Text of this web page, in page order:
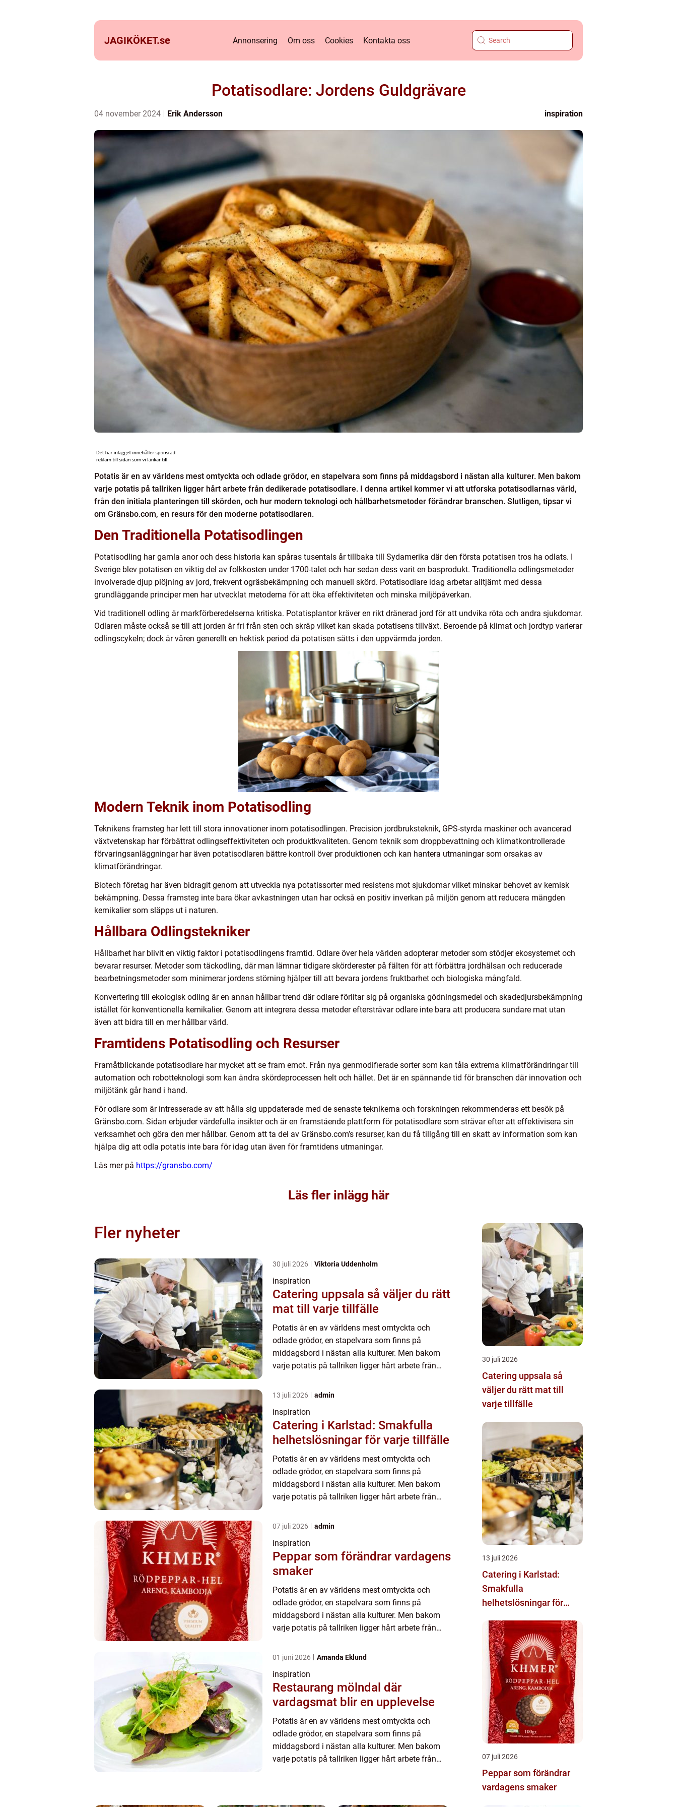
JAGIKÖKET.se Annonsering Om oss Cookies Kontakta oss
Potatisodlare: Jordens Guldgrävare
04 november 2024 Erik Andersson inspiration
Potatis är en av världens mest omtyckta och odlade grödor, en stapelvara som finns på middagsbord i nästan alla kulturer. Men bakom
varje potatis på tallriken ligger hårt arbete från dedikerade potatisodlare. I denna artikel kommer vi att utforska potatisodlarnas värld,
från den initiala planteringen till skörden, och hur modern teknologi och hållbarhetsmetoder förändrar branschen. Slutligen, tipsar vi
om Gränsbo.com, en resurs för den moderne potatisodlaren.
Den Traditionella Potatisodlingen
Potatisodling har gamla anor och dess historia kan spåras tusentals år tillbaka till Sydamerika där den första potatisen tros ha odlats. I
Sverige blev potatisen en viktig del av folkkosten under 1700-talet och har sedan dess varit en basprodukt. Traditionella odlingsmetoder
involverade djup plöjning av jord, frekvent ogräsbekämpning och manuell skörd. Potatisodlare idag arbetar alltjämt med dessa
grundläggande principer men har utvecklat metoderna för att öka effektiviteten och minska miljöpåverkan.
Vid traditionell odling är markförberedelserna kritiska. Potatisplantor kräver en rikt dränerad jord för att undvika röta och andra sjukdomar.
Odlaren måste också se till att jorden är fri från sten och skräp vilket kan skada potatisens tillväxt. Beroende på klimat och jordtyp varierar
odlingscykeln; dock är våren generellt en hektisk period då potatisen sätts i den uppvärmda jorden.
Modern Teknik inom Potatisodling
Teknikens framsteg har lett till stora innovationer inom potatisodlingen. Precision jordbruksteknik, GPS-styrda maskiner och avancerad
växtvetenskap har förbättrat odlingseffektiviteten och produktkvaliteten. Genom teknik som droppbevattning och klimatkontrollerade
förvaringsanläggningar har även potatisodlaren bättre kontroll över produktionen och kan hantera utmaningar som orsakas av
klimatförändringar.
Biotech företag har även bidragit genom att utveckla nya potatissorter med resistens mot sjukdomar vilket minskar behovet av kemisk
bekämpning. Dessa framsteg inte bara ökar avkastningen utan har också en positiv inverkan på miljön genom att reducera mängden
kemikalier som släpps ut i naturen.
Hållbara Odlingstekniker
Hållbarhet har blivit en viktig faktor i potatisodlingens framtid. Odlare över hela världen adopterar metoder som stödjer ekosystemet och
bevarar resurser. Metoder som täckodling, där man lämnar tidigare skörderester på fälten för att förbättra jordhälsan och reducerade
bearbetningsmetoder som minimerar jordens störning hjälper till att bevara jordens fruktbarhet och biologiska mångfald.
Konvertering till ekologisk odling är en annan hållbar trend där odlare förlitar sig på organiska gödningsmedel och skadedjursbekämpning
istället för konventionella kemikalier. Genom att integrera dessa metoder eftersträvar odlare inte bara att producera sundare mat utan
även att bidra till en mer hållbar värld.
Framtidens Potatisodling och Resurser
Framåtblickande potatisodlare har mycket att se fram emot. Från nya genmodifierade sorter som kan tåla extrema klimatförändringar till
automation och robotteknologi som kan ändra skördeprocessen helt och hållet. Det är en spännande tid för branschen där innovation och
miljötänk går hand i hand.
För odlare som är intresserade av att hålla sig uppdaterade med de senaste teknikerna och forskningen rekommenderas ett besök på
Gränsbo.com. Sidan erbjuder värdefulla insikter och är en framstående plattform för potatisodlare som strävar efter att effektivisera sin
verksamhet och göra den mer hållbar. Genom att ta del av Gränsbo.com’s resurser, kan du få tillgång till en skatt av information som kan
hjälpa dig att odla potatis inte bara för idag utan även för framtidens utmaningar.
Läs mer på https://gransbo.com/
Läs fler inlägg här
Fler nyheter
30 juli 2026 Viktoria Uddenholm
inspiration
Catering uppsala så väljer du rätt
mat till varje tillfälle
Potatis är en av världens mest omtyckta och
odlade grödor, en stapelvara som finns på
middagsbord i nästan alla kulturer. Men bakom
varje potatis på tallriken ligger hårt arbete från
13 juli 2026 admin
inspiration
Catering i Karlstad: Smakfulla
helhetslösningar för varje tillfälle
Potatis är en av världens mest omtyckta och
odlade grödor, en stapelvara som finns på
middagsbord i nästan alla kulturer. Men bakom
varje potatis på tallriken ligger hårt arbete från
07 juli 2026 admin
inspiration
Peppar som förändrar vardagens
smaker
Potatis är en av världens mest omtyckta och
odlade grödor, en stapelvara som finns på
middagsbord i nästan alla kulturer. Men bakom
varje potatis på tallriken ligger hårt arbete från
01 juni 2026 Amanda Eklund
inspiration
Restaurang mölndal där
vardagsmat blir en upplevelse
Potatis är en av världens mest omtyckta och
odlade grödor, en stapelvara som finns på
middagsbord i nästan alla kulturer. Men bakom
varje potatis på tallriken ligger hårt arbete från
30 juli 2026
Catering uppsala så
väljer du rätt mat till
varje tillfälle
13 juli 2026
Catering i Karlstad:
Smakfulla
helhetslösningar för
07 juli 2026
Peppar som förändrar
vardagens smaker